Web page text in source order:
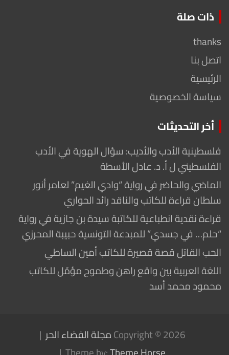
ذات صلة
thanks
اتصل بنا
الرئيسية
سياسة الخصوصية
أخر التحديثات
فلسطينية الأدب والأديب: سؤال الهوية في الأدب
الفلسطيني ل أ. د. عادل الأسطة
الماضي والحاضر في رواية “وادي الغيم” لعامر أنور
سلطان قراءة للكاتب والناقد رائد الحواري
قراءة نقدية انطباعية للكاتبة سيدة بن جازية في رواية
“حلم… في جسدي” للمبدعة التونسية حبيبة المحرزي
الحب القاتل قصة قصيرة للكاتب أمين الساطي
اللغة العربية بين واقع راهن وطموح مؤمّل للكاتب
محمود محمد أسد
Copyright © 2026مجلة الفضاء الحر